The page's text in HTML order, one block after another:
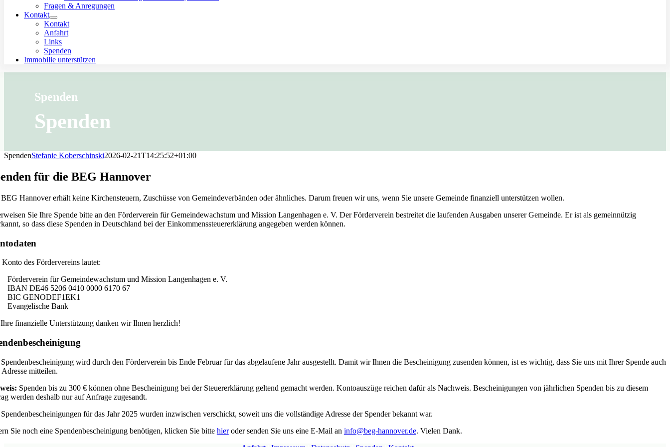
Fragen & Anregungen
Kontakt
Kontakt
Anfahrt
Links
Spenden
Immobilie unterstützen
Spenden
Spenden
SpendenStefanie Koberschinski2026-02-21T14:25:52+01:00
für die BEG Hannover
Hannover erhält keine Kirchensteuern, Zuschüsse von Gemeindeverbänden oder ähnliches. Darum freuen wir uns, wenn Sie unsere Gemeinde finanziell unterstützen wollen.
Sie Ihre Spende bitte an den Förderverein für Gemeindewachstum und Mission Langenhagen e. V. Der Förderverein bestreitet die laufenden Ausgaben unserer Gemeinde. Er ist als gemeinnützig
so dass diese Spenden in Deutschland bei der Einkommenssteuererklärung angegeben werden können.
Konto des Fördervereins lautet:
Förderverein für Gemeindewachstum und Mission Langenhagen e. V.
IBAN DE46 5206 0410 0000 6170 67
BIC GENODEF1EK1
Evangelische Bank
finanzielle Unterstützung danken wir Ihnen herzlich!
wird durch den Förderverein bis Ende Februar für das abgelaufene Jahr ausgestellt. Damit wir Ihnen die Bescheinigung zusenden können, ist es wichtig, dass Sie uns mit Ihrer Spende auch
mitteilen.
Spenden bis zu 300 € können ohne Bescheinigung bei der Steuererklärung geltend gemacht werden. Kontoauszüge reichen dafür als Nachweis. Bescheinigungen von jährlichen Spenden bis zu diesem
werden deshalb nur auf Anfrage zugesandt.
für das Jahr 2025 wurden inzwischen verschickt, soweit uns die vollständige Adresse der Spender bekannt war.
Sie noch eine Spendenbescheinigung benötigen, klicken Sie bitte hieroder senden Sie uns eine E‑Mail an info@beg-hannover.de. Vielen Dank.